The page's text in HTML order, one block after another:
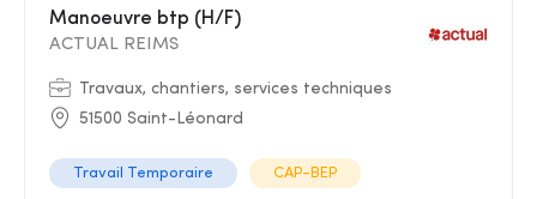
Manoeuvre btp (H/F)
ACTUAL REIMS
Travaux, chantiers, services techniques
51500 Saint-Léonard
Travail Temporaire CAP-BEP